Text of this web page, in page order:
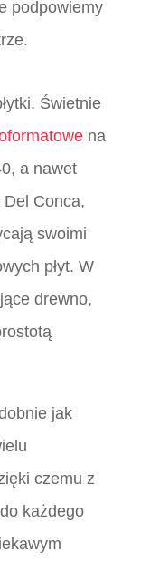
podpowiemy
Świetnie
na
a nawet
Conca,
swoimi
płyt. W
drewno,
jak
czemu z
każdego